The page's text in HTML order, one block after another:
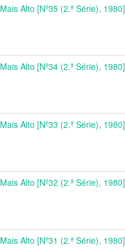
Mais Alto [Nº35 (2.ª Série), 1980]
Mais Alto [Nº34 (2.ª Série), 1980]
Mais Alto [Nº33 (2.ª Série), 1980]
Mais Alto [Nº32 (2.ª Série), 1980]
Mais Alto [Nº31 (2.ª Série), 1980]